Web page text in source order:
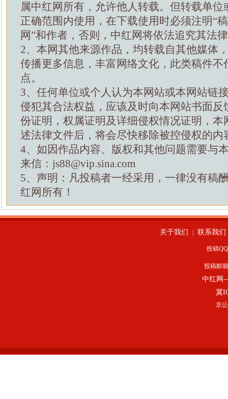
属中红网所有，允许他人转载。但转载单位
正确范围内使用，在下载使用时必须注明“
网”和作者，否则，中红网将依法追究其法
2、本网其他来源作品，均转载自其他媒体
传播更多信息，丰富网络文化，此类稿件不
点。
3、任何单位或个人认为本网站或本网站链
侵犯其合法权益，应该及时向本网站书面反
份证明，权属证明及详细侵权情况证明，本
述法律文件后，将会尽快移除被控侵权的内
4、如因作品内容、版权和其他问题需要与
来信：js88@vip.sina.com
5、声明：凡投稿者一经采用，一律没有稿
红网所有！
关于我们 联系我们
投稿
投稿邮
中红网
冀
京